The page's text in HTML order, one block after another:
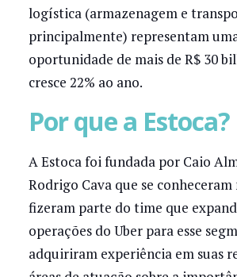
logística (armazenagem e
principalmente) representam
oportunidade de mais de R$ 30
cresce 22% ao ano.
Por que a Estoca?
A Estoca foi fundada por Caio
Rodrigo Cava que se conheceram
fizeram parte do time que
operações do Uber para esse
adquiriram experiência em suas